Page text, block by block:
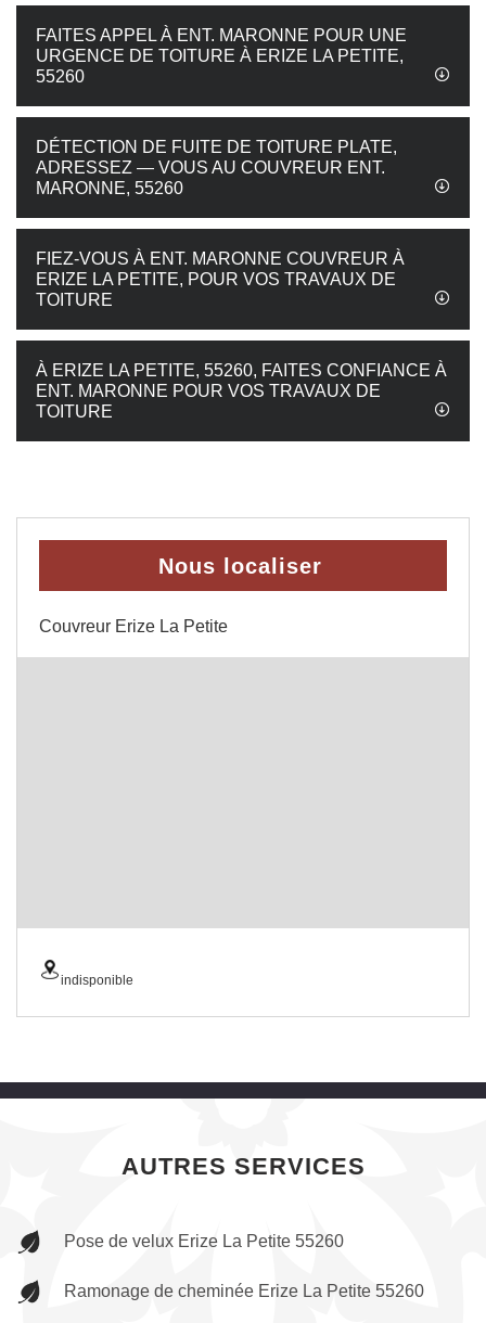
FAITES APPEL À ENT. MARONNE POUR UNE
URGENCE DE TOITURE À ERIZE LA PETITE,
55260
DÉTECTION DE FUITE DE TOITURE PLATE,
ADRESSEZ — VOUS AU COUVREUR ENT.
MARONNE, 55260
FIEZ-VOUS À ENT. MARONNE COUVREUR À
ERIZE LA PETITE, POUR VOS TRAVAUX DE
TOITURE
À ERIZE LA PETITE, 55260, FAITES CONFIANCE À
ENT. MARONNE POUR VOS TRAVAUX DE
TOITURE
Nous localiser
Couvreur Erize La Petite
indisponible
AUTRES SERVICES
Pose de velux Erize La Petite 55260
Ramonage de cheminée Erize La Petite 55260